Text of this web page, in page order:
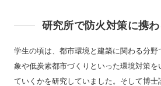
研究所で防火対策に携わ
学生の頃は、都市環境と建築に関わる分野
象や低炭素都市づくりといった環境対策を
ていくかを研究していました。そして博士